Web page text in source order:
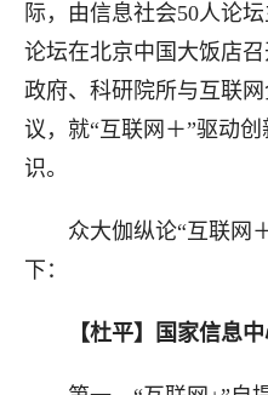
际，由信息社会50人论
论坛在北京中国大饭店
政府、科研院所与互联
议，就“互联网＋”驱动
识。
众大伽纵论“互联网
下：
【杜平】国家信息